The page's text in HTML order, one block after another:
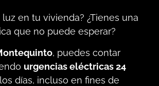
luz en tu vivienda? ¿Tienes una
que no puede esperar?
, puedes contar
urgencias eléctricas 24
días, incluso en fines de